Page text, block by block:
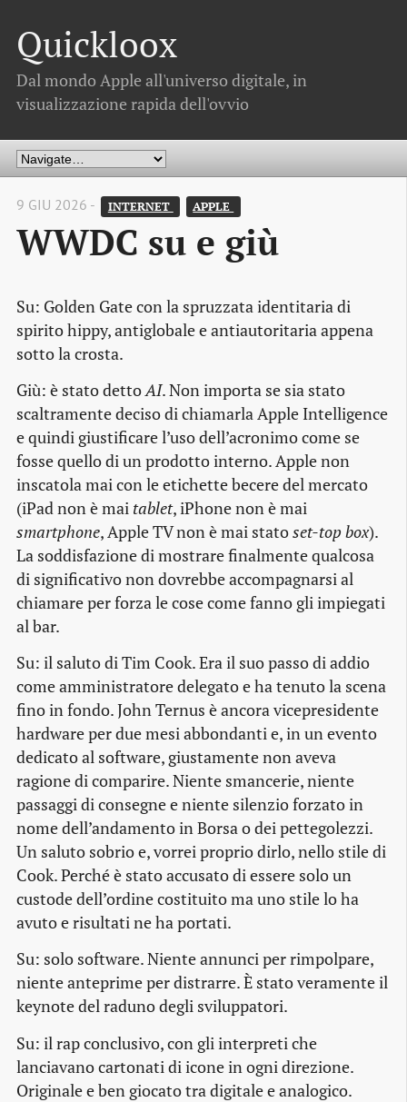
Quickloox
Dal mondo Apple all'universo digitale, in
visualizzazione rapida dell'ovvio
9 GIU 2026 - INTERNET APPLE
WWDC su e giù
Su: Golden Gate con la spruzzata identitaria di
spirito hippy, antiglobale e antiautoritaria appena
sotto la crosta.
Giù: è stato dettoAI. Non importa se sia stato
scaltramente deciso di chiamarla Apple Intelligence
e quindi giustificare l’uso dell’acronimo come se
fosse quello di un prodotto interno. Apple non
inscatola mai con le etichette becere del mercato
(iPad non è mai tablet, iPhone non è mai
smartphone, Apple TV non è mai statoset-top box).
La soddisfazione di mostrare finalmente qualcosa
di significativo non dovrebbe accompagnarsi al
chiamare per forza le cose come fanno gli impiegati
al bar.
Su: il saluto di Tim Cook. Era il suo passo di addio
come amministratore delegato e ha tenuto la scena
fino in fondo. John Ternus è ancora vicepresidente
hardware per due mesi abbondanti e, in un evento
dedicato al software, giustamente non aveva
ragione di comparire. Niente smancerie, niente
passaggi di consegne e niente silenzio forzato in
nome dell’andamento in Borsa o dei pettegolezzi.
Un saluto sobrio e, vorrei proprio dirlo, nello stile di
Cook. Perché è stato accusato di essere solo un
custode dell’ordine costituito ma uno stile lo ha
avuto e risultati ne ha portati.
Su: solo software. Niente annunci per rimpolpare,
niente anteprime per distrarre. È stato veramente il
keynote del raduno degli sviluppatori.
Su: il rap conclusivo, con gli interpreti che
lanciavano cartonati di icone in ogni direzione.
Originale e ben giocato tra digitale e analogico.